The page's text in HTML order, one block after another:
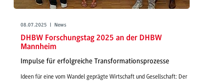
08.07.2025 | News
DHBW Forschungstag 2025 an der DHBW
Mannheim
Impulse für erfolgreiche Transformationsprozesse
Ideen für eine vom Wandel geprägte Wirtschaft und Gesellschaft: Der